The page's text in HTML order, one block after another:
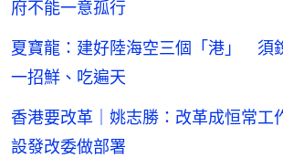
府不能一意孤行
夏寶龍：建好陸海空三個「港」 須
一招鮮、吃遍天
香港要改革｜姚志勝：改革成恒常
設發改委做部署